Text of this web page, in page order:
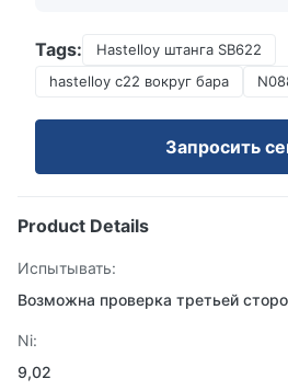
Tags:
Hastelloy штанга SB622
hastelloy c22 вокруг бара
Запросить
Product Details
Испытывать:
Возможна проверка третьей
Ni:
9,02